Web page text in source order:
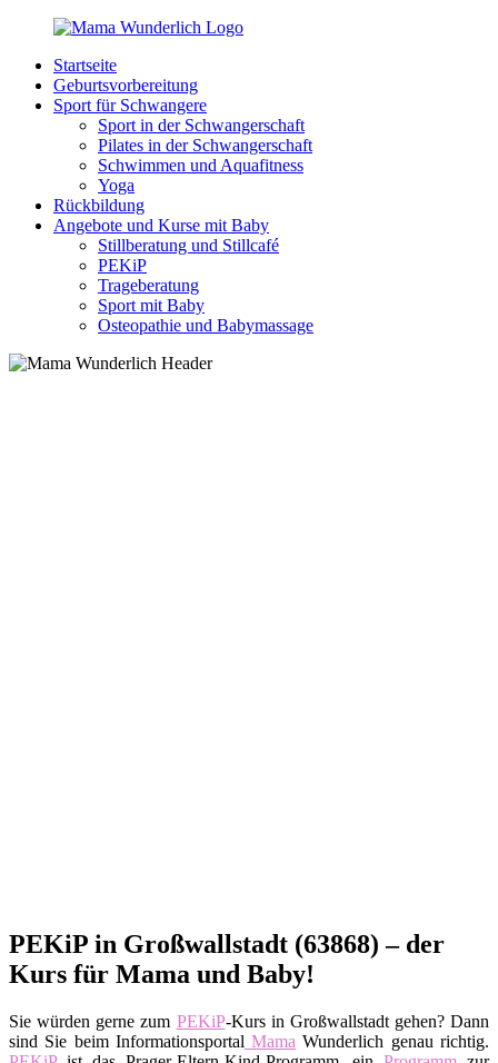
Zurück
Inhalt
MamaWunderlich.de
Mutti
sein
wunderbar!
Startseite
Geburtsvorbereitung
Sport für Schwangere
Sport in der Schwangerschaft
Pilates in der Schwangerschaft
Schwimmen und Aquafitness
Yoga
Rückbildung
Angebote und Kurse mit Baby
Stillberatung und Stillcafé
PEKiP
Trageberatung
Sport mit Baby
Osteopathie und Babymassage
PEKiP in Großwallstadt (63868) – der
Kurs für Mama und Baby!
Sie würden gerne zum PEKiP-Kurs in Großwallstadt gehen? Dann
sind Sie beim Informationsportal Mama Wunderlich genau richtig.